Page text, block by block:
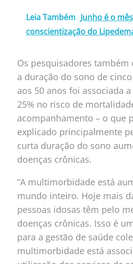
Leia Também Junho é o
conscientização do
Os pesquisadores
a duração do sono de
aos 50 anos foi associada
25% no risco de
acompanhamento – o que
explicado principalmente
curta duração do sono
doenças crônicas.
“A multimorbidade está
mundo inteiro. Hoje mais
pessoas idosas têm pelo
doenças crônicas. Isso é
para a gestão de saúde
multimorbidade está